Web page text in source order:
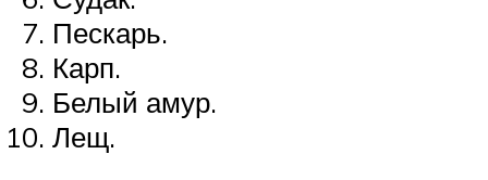
Пескарь.
Карп.
Белый амур.
Лещ.